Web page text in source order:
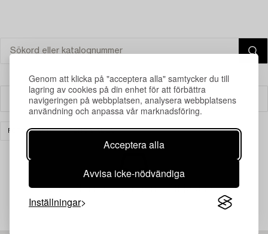
Genom att klicka på "acceptera alla" samtycker du till
lagring av cookies på din enhet för att förbättra
navigeringen på webbplatsen, analysera webbplatsens
användning och anpassa vår marknadsföring.
Acceptera alla
Avvisa icke-nödvändiga
Inställningar
Filter
FOTOGRAFI RENSA ALLA
Din sökning gav ingen träff just nu.